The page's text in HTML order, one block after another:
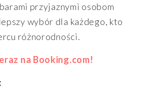
przyjaznymi osobom
wybór dla każdego, kto
różnorodności.
na Booking.com!